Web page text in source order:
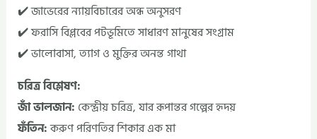
✔️ জাভেরের ন্যায়বিচারের অন্ধ অনুসরণ
✔️ ফরাসি বিপ্লবের পটভূমিতে সাধারণ মানুষের সংগ্রাম
✔️ ভালোবাসা, ত্যাগ ও মুক্তির অনন্ত গাথা
চরিত্র বিশ্লেষণ:
জাঁ ভালজান: কেন্দ্রীয় চরিত্র, যার রূপান্তর গল্পের হৃদয়
ফঁতিন:করুণ পরিণতির শিকার এক মা